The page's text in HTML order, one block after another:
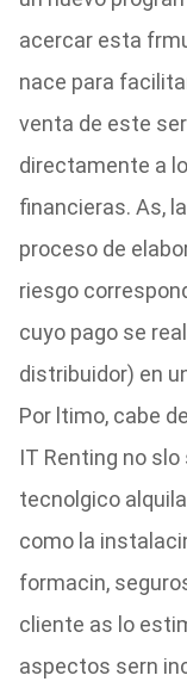
acercar esta
nace para
venta de este
directamente a
financieras. As,
proceso de
riesgo
cuyo pago se
distribuidor) en
Por ltimo, cabe
IT Renting no
tecnolgico
como la
formacin,
cliente as lo
aspectos sern